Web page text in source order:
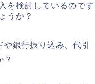
を検討しているのです
うか？
銀行振り込み、代引
？